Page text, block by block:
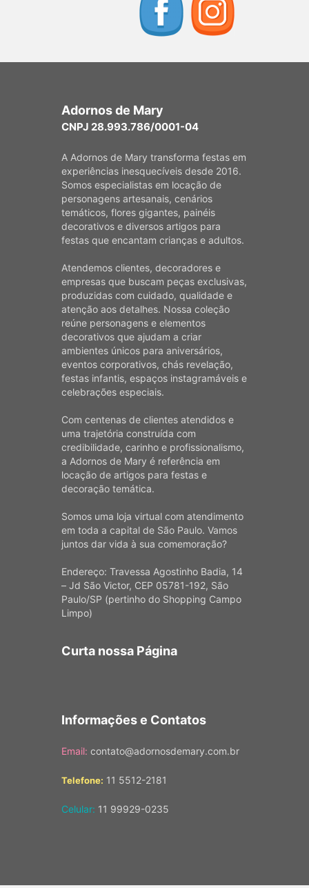
Adornos de Mary
CNPJ 28.993.786/0001-04
A Adornos de Mary transforma festas em
experiências inesquecíveis desde 2016.
Somos especialistas em locação de
personagens artesanais, cenários
temáticos, flores gigantes, painéis
decorativos e diversos artigos para
festas que encantam crianças e adultos.
Atendemos clientes, decoradores e
empresas que buscam peças exclusivas,
produzidas com cuidado, qualidade e
atenção aos detalhes. Nossa coleção
reúne personagens e elementos
decorativos que ajudam a criar
ambientes únicos para aniversários,
eventos corporativos, chás revelação,
festas infantis, espaços instagramáveis e
celebrações especiais.
Com centenas de clientes atendidos e
uma trajetória construída com
credibilidade, carinho e profissionalismo,
a Adornos de Mary é referência em
locação de artigos para festas e
decoração temática.
Somos uma loja virtual com atendimento
em toda a capital de São Paulo. Vamos
juntos dar vida à sua comemoração?
Endereço: Travessa Agostinho Badia, 14
– Jd São Victor, CEP 05781-192, São
Paulo/SP (pertinho do Shopping Campo
Limpo)
Curta nossa Página
Informações e Contatos
Email: contato@adornosdemary.com.br
Telefone: 11 5512-2181
Celular: 11 99929-0235